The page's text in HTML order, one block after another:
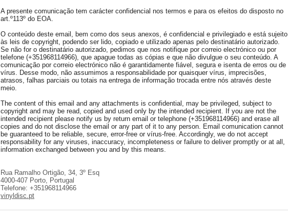
A presente comunicação tem carácter confidencial nos termos e para os efeitos do disposto no
art.º113º do EOA.
O conteúdo deste email, bem como dos seus anexos, é confidencial e privilegiado e está sujeito
às leis de copyright, podendo ser lido, copiado e utilizado apenas pelo destinatário autorizado.
Se não for o destinatário autorizado, pedimos que nos notifique por correio electrónico ou por
telefone (+351968114966), que apague todas as cópias e que não divulgue o seu conteúdo. A
comunicação por correio electrónico não é garantidamente fiável, segura e isenta de erros ou de
vírus. Desse modo, não assumimos a responsabilidade por quaisquer vírus, imprecisões,
atrasos, falhas parciais ou totais na entrega de informação trocada entre nós através deste
meio.
The content of this email and any attachments is confidential, may be privileged, subject to
copyright and may be read, copied and used only by the intended recipient. If you are not the
intended recipient please notify us by return email or telephone (+351968114966) and erase all
copies and do not disclose the email or any part of it to any person. Email comunication cannot
be guaranteed to be reliable, secure, error-free or vírus-free. Accordingly, we do not accept
responsability for any viruses, inaccuracy, incompleteness or failure to deliver promptly or at all,
information exchanged between you and by this means.
Rua Ramalho Ortigão, 34, 3º Esq
4000-407 Porto, Portugal
Telefone: +351968114966
vinyldisc.pt